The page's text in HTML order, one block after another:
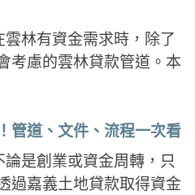
雲林有資金需求時，除了
考慮的雲林貸款管道。本
管道、文件、流程一次看
論是創業或資金周轉，只
過嘉義土地貸款取得資金